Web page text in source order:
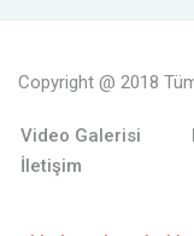
Copyright @ 2018
Video Galerisi
İletişim